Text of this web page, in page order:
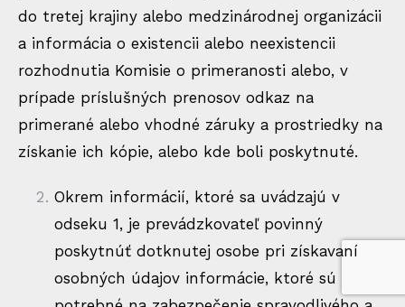
do tretej krajiny alebo medzinárodnej organizácii
a informácia o existencii alebo neexistencii
rozhodnutia Komisie o primeranosti alebo, v
prípade príslušných prenosov odkaz na
primerané alebo vhodné záruky a prostriedky na
získanie ich kópie, alebo kde boli poskytnuté.
Okrem informácií, ktoré sa uvádzajú v
odseku 1, je prevádzkovateľ povinný
poskytnúť dotknutej osobe pri získavaní
osobných údajov informácie, ktoré sú